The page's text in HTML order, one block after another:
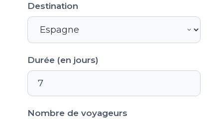
Destination
Durée (en jours)
Nombre de voyageurs